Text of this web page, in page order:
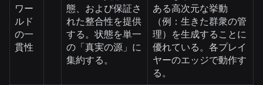
ワー
ルド
の一
貫性
態、および保証さ
れた整合性を提供
する。状態を単一
の「真実の源」に
集約する。
ある高次元な挙動
（例：生きた群衆の管
理）を生成することに
優れている。各プレイ
ヤーのエッジで動作す
る。